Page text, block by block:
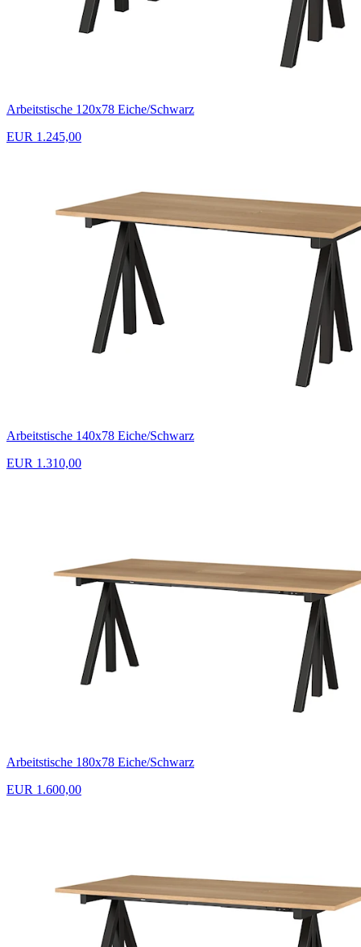
Arbeitstische 120x78 Eiche/Schwarz
EUR 1.245,00
Arbeitstische 140x78 Eiche/Schwarz
EUR 1.310,00
Arbeitstische 180x78 Eiche/Schwarz
EUR 1.600,00